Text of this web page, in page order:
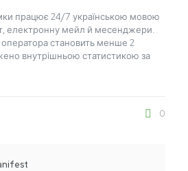
працює 24/7 українською мовою
електронну мейл й месенджери.
оператора становить менше 2
внутрішньою статистикою за
0